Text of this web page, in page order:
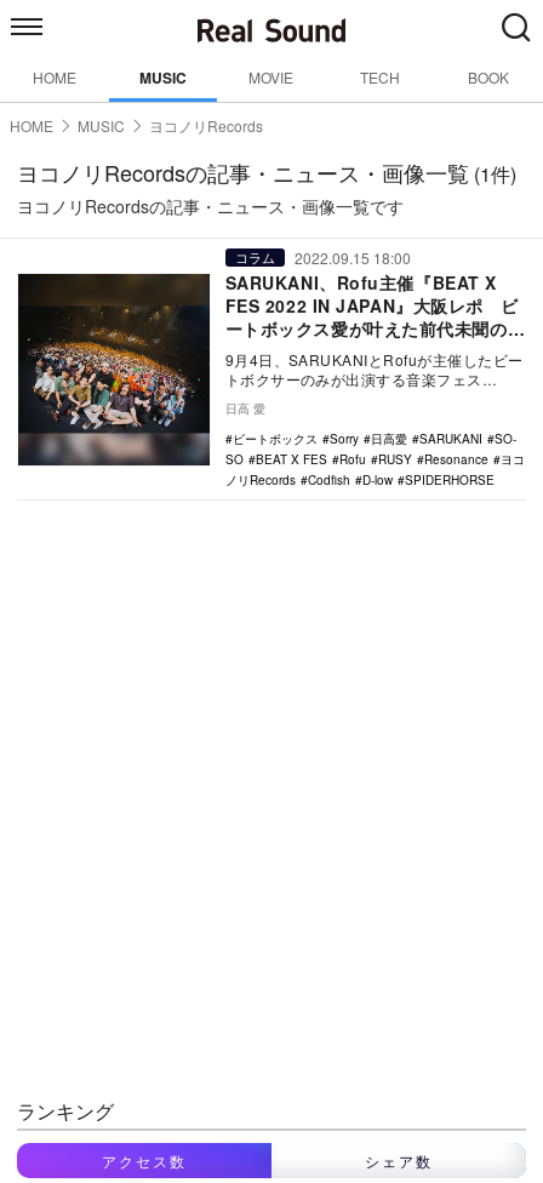
HOME MUSIC MOVIE TECH BOOK
HOME MUSIC ヨコノリRecords
ヨコノリRecordsの記事・ニュース・画像一覧 (1件)
ヨコノリRecordsの記事・ニュース・画像一覧です
コラム 2022.09.15 18:00
SARUKANI、Rofu主催『BEAT X
FES 2022 IN JAPAN』大阪レポ ビ
ートボックス愛が叶えた前代未聞のフ
ェス
9月4日、SARUKANIとRofuが主催したビー
トボクサーのみが出演する音楽フェス
『BEAT X FES 2022 IN JA…
日高 愛
ビートボックス
Sorry 日高愛 SARUKANI
SO-
SO
BEAT X FES Rofu RUSY Resonance
ヨコ
ノリRecords
Codfish D-low SPIDERHORSE
ランキング
アクセス数 シェア数